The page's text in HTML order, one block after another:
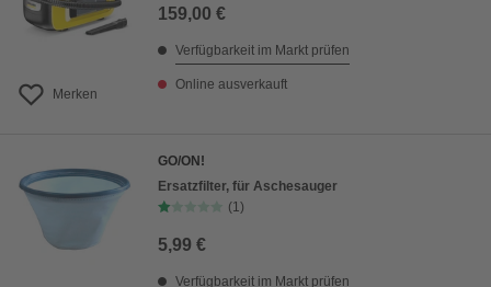
Merken
159,00 €
Verfügbarkeit im Markt prüfen
Online ausverkauft
GO/ON!
Ersatzfilter, für Aschesauger
(1)
5,99 €
Verfügbarkeit im Markt prüfen